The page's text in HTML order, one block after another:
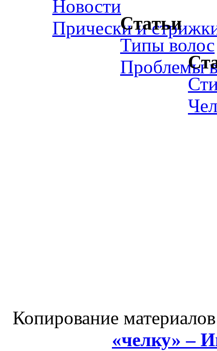
Новости
Прически иСтатьи
Типы волос
Проблемы
Копирование
«челку» –